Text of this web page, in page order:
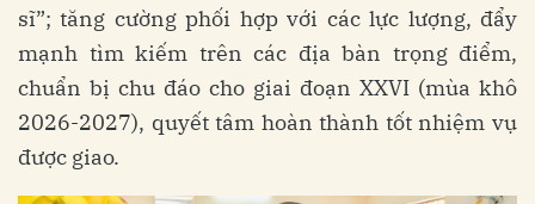
sĩ”; tăng cường phối hợp với các lực lượng, đẩy
mạnh tìm kiếm trên các địa bàn trọng điểm,
chuẩn bị chu đáo cho giai đoạn XXVI (mùa khô
2026-2027), quyết tâm hoàn thành tốt nhiệm vụ
được giao.